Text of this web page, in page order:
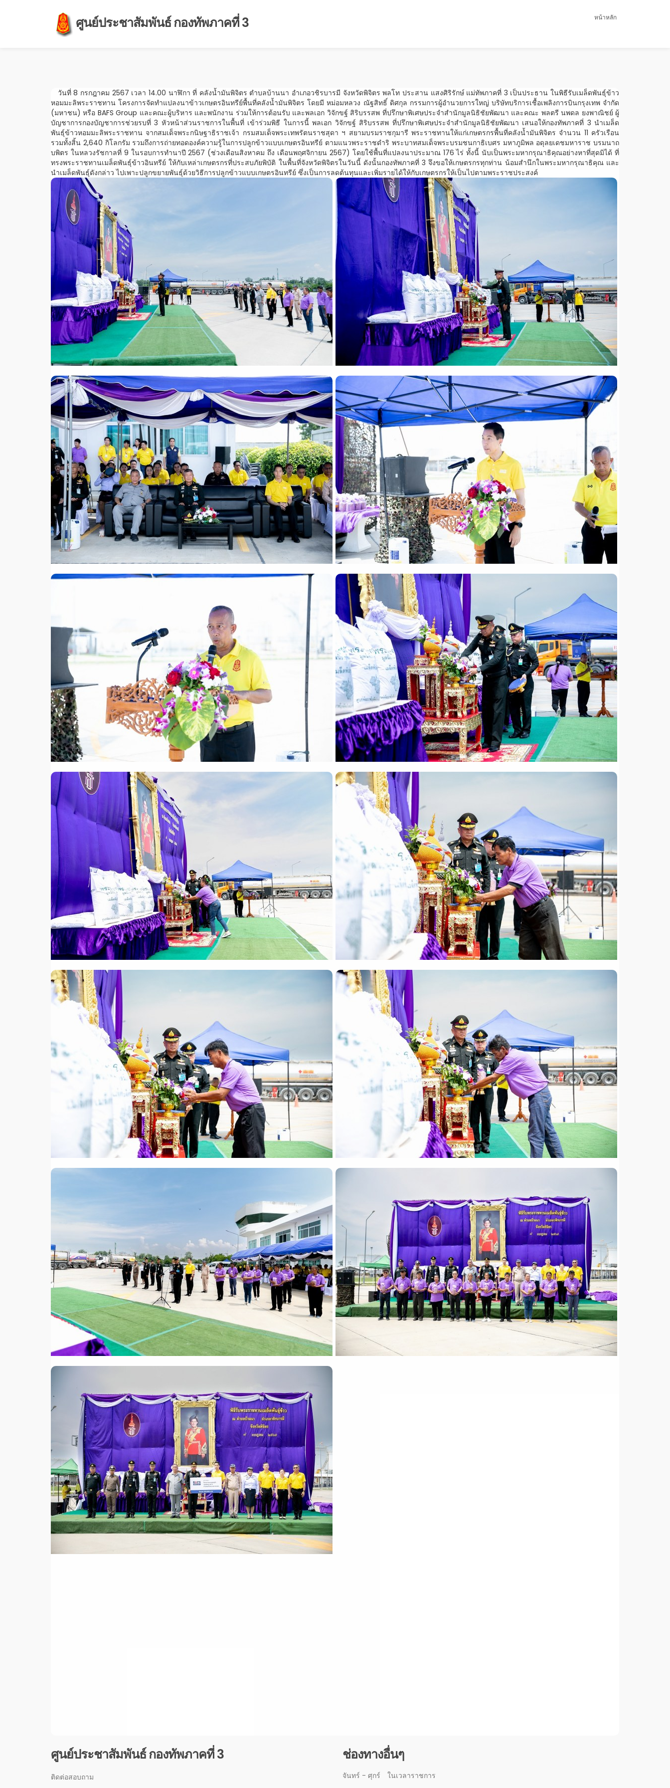
ศูนย์ประชาสัมพันธ์ กองทัพภาคที่ 3 หน้าหลัก
วันที่ 8 กรกฎาคม 2567 เวลา 14.00 นาฬิกา ที่ คลังน้ำมันพิจิตร ตำบลบ้านนา อำเภอวชิรบารมี จังหวัดพิจิตร พลโท ประสาน แสงศิริรักษ์ แม่ทัพภาคที่ 3 เป็นประธาน ในพิธีรับเมล็ดพันธุ์ข้าว
หอมมะลิพระราชทาน โครงการจัดทำแปลงนาข้าวเกษตรอินทรีย์พื้นที่คลังน้ำมันพิจิตร โดยมี หม่อมหลวง ณัฐสิทธิ์ ดิศกุล กรรมการผู้อำนวยการใหญ่ บริษัทบริการเชื้อเพลิงการบินกรุงเทพ จำกัด
(มหาชน) หรือ BAFS Group และคณะผู้บริหาร และพนักงาน ร่วมให้การต้อนรับ และพลเอก วิจักขฐ์ สิริบรรสพ ที่ปรึกษาพิเศษประจำสำนักมูลนิธิชัยพัฒนา และคณะ พลตรี นพดล ยงพาณิชย์ ผู้
บัญชาการกองบัญชาการช่วยรบที่ 3 หัวหน้าส่วนราชการในพื้นที่ เข้าร่วมพิธี ในการนี้ พลเอก วิจักขฐ์ สิริบรรสพ ที่ปรึกษาพิเศษประจำสำนักมูลนิธิชัยพัฒนา เสนอให้กองทัพภาคที่ 3 นำเมล็ด
พันธุ์ข้าวหอมมะลิพระราชทาน จากสมเด็จพระกนิษฐาธิราชเจ้า กรมสมเด็จพระเทพรัตนราชสุดา ฯ สยามบรมราชกุมารี พระราชทานให้แก่เกษตรกรพื้นที่คลังน้ำมันพิจิตร จำนวน 11 ครัวเรือน
รวมทั้งสิ้น 2,640 กิโลกรัม รวมถึงการถ่ายทอดองค์ความรู้ในการปลูกข้าวแบบเกษตรอินทรีย์ ตามแนวพระราชดำริ พระบาทสมเด็จพระบรมชนกาธิเบศร มหาภูมิพล อดุลยเดชมหาราช บรมนาถ
บพิตร ในหลวงรัชกาลที่ 9 ในรอบการทำนาปี 2567 (ช่วงเดือนสิงหาคม ถึง เดือนพฤศจิกายน 2567) โดยใช้พื้นที่แปลงนาประมาณ 176 ไร่ ทั้งนี้ นับเป็นพระมหากรุณาธิคุณอย่างหาที่สุดมิได้ ที่
ทรงพระราชทานเมล็ดพันธุ์ข้าวอินทรีย์ ให้กับเหล่าเกษตรกรที่ประสบภัยพิบัติ ในพื้นที่จังหวัดพิจิตรในวันนี้ ดังนั้นกองทัพภาคที่ 3 จึงขอให้เกษตรกรทุกท่าน น้อมสำนึกในพระมหากรุณาธิคุณ และ
นำเมล็ดพันธุ์ดังกล่าว ไปเพาะปลูกขยายพันธุ์ด้วยวิธีการปลูกข้าวแบบเกษตรอินทรีย์ ซึ่งเป็นการลดต้นทุนและเพิ่มรายได้ให้กับเกษตรกรให้เป็นไปตามพระราชประสงค์
ศูนย์ประชาสัมพันธ์ กองทัพภาคที่ 3
ติดต่อสอบถาม
ช่องทางอื่นๆ
จันทร์ - ศุกร์ ในเวลาราชการ